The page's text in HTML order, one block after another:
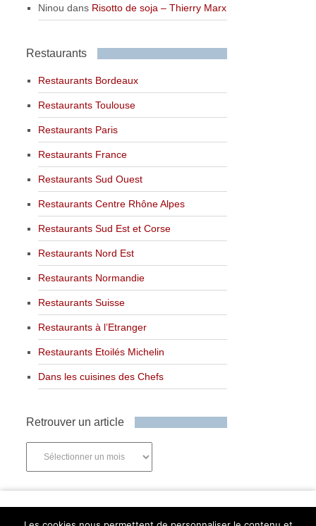
Ninou dans Risotto de soja – Thierry Marx
Restaurants
Restaurants Bordeaux
Restaurants Toulouse
Restaurants Paris
Restaurants France
Restaurants Sud Ouest
Restaurants Centre Rhône Alpes
Restaurants Sud Est et Corse
Restaurants Nord Est
Restaurants Normandie
Restaurants Suisse
Restaurants à l’Etranger
Restaurants Etoilés Michelin
Dans les cuisines des Chefs
Retrouver un article